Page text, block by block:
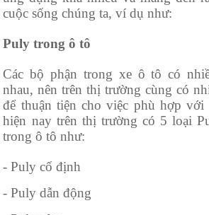
cuộc sống chúng ta, ví dụ như:
Puly trong ô tô
Các bộ phận trong xe ô tô có
nhau, nên trên thị trường cùng có
để thuận tiện cho việc phù hợp
hiện nay trên thị trường có 5 loại
trong ô tô như:
- Puly cố định
- Puly dẫn động